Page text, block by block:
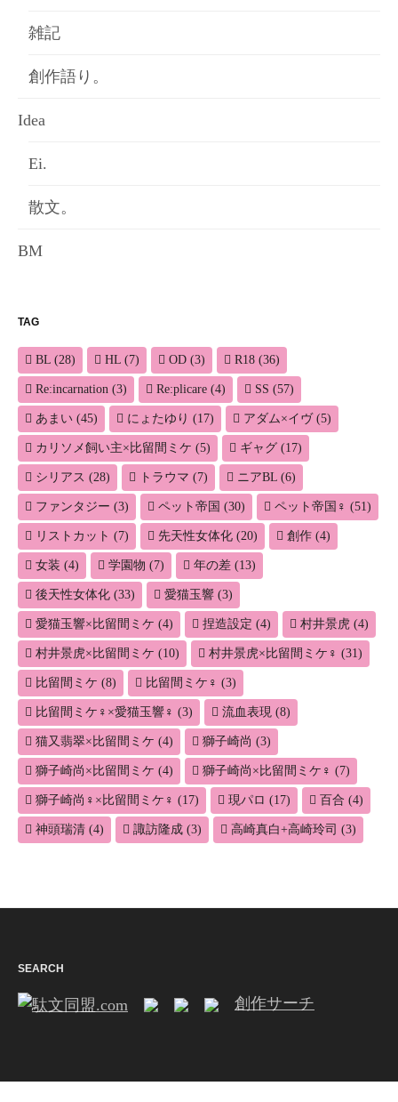
雑記
創作語り。
Idea
Ei.
散文。
BM
TAG
BL (28) HL (7) OD (3) R18 (36)
Re:incarnation (3) Re:plicare (4) SS (57)
あまい (45) にょたゆり (17) アダム×イヴ(5)
カリソメ飼い主×比留間ミケ (5) ギャグ (17)
シリアス (28) トラウマ (7) ニアBL (6)
ファンタジー (3) ペット帝国 (30) ペット帝国♀ (51)
リストカット (7) 先天性女体化 (20) 創作 (4)
女装 (4) 学園物 (7) 年の差 (13)
後天性女体化 (33) 愛猫玉響 (3)
愛猫玉響×比留間ミケ (4) 捏造設定 (4) 村井景虎 (4)
村井景虎×比留間ミケ (10) 村井景虎×比留間ミケ♀ (31)
比留間ミケ (8) 比留間ミケ♀ (3)
比留間ミケ♀×愛猫玉響♀ (3) 流血表現 (8)
猫又翡翠×比留間ミケ (4) 獅子崎尚 (3)
獅子崎尚×比留間ミケ (4) 獅子崎尚×比留間ミケ♀ (7)
獅子崎尚♀×比留間ミケ♀ (17) 現パロ (17) 百合 (4)
神頭瑞清 (4) 諏訪隆成 (3) 高崎真白+高崎玲司 (3)
SEARCH
創作サーチ